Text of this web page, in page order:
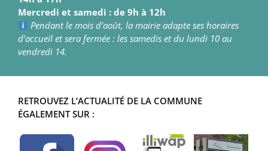
Mercredi et samedi : de 9h à 12h
Pendant le mois d’août, la mairie adapte ses horaires
d’accueil et sera fermée : les samedis et du lundi 10 au
vendredi 14.
RETROUVEZ L’ACTUALITÉ DE LA COMMUNE
ÉGALEMENT SUR :